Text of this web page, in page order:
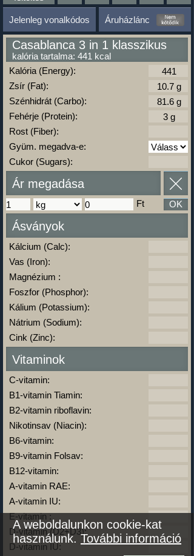
Jelenleg vonalkódos Áruházlánc
Casablanca 3 in 1 klasszikus
kalória tartalma: 441 kcal
Kalória (Energy):
Zsír (Fat):
Szénhidrát (Carbo):
Fehérje (Protein):
Rost (Fiber):
Gyüm. megadva-e:
Cukor (Sugars):
Ár megadása
Ft OK
Ásványok
Kálcium (Calc):
Vas (Iron):
Magnézium :
Foszfor (Phosphor):
Kálium (Potassium):
Nátrium (Sodium):
Cink (Zinc):
Vitaminok
C-vitamin:
B1-vitamin Tiamin:
B2-vitamin riboflavin:
Nikotinsav (Niacin):
B6-vitamin:
B9-vitamin Folsav:
B12-vitamin:
A-vitamin RAE:
A-vitamin IU:
E-vitamin :
D-vitamin (D2+D3):
D-vitamin IU:
A weboldalunkon cookie-kat
használunk.További információ